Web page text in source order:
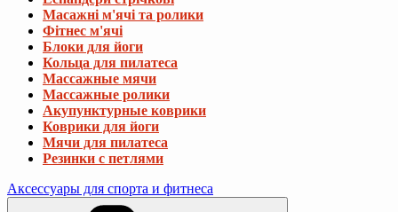
Масажні м'ячі та ролики
Фітнес м'ячі
Блоки для йоги
Кольца для пилатеса
Массажные мячи
Массажные ролики
Акупунктурные коврики
Коврики для йоги
Мячи для пилатеса
Резинки с петлями
Аксессуары для спорта и фитнеса